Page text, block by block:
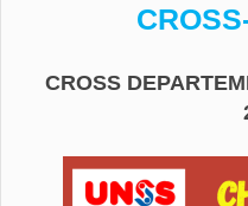
CROSS